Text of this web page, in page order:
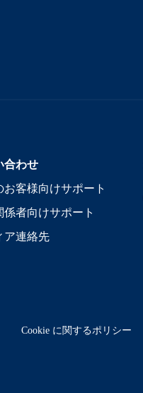
合わせ
お客様向けサポート
係者向けサポート
ア連絡先
Cookie に関するポリシー